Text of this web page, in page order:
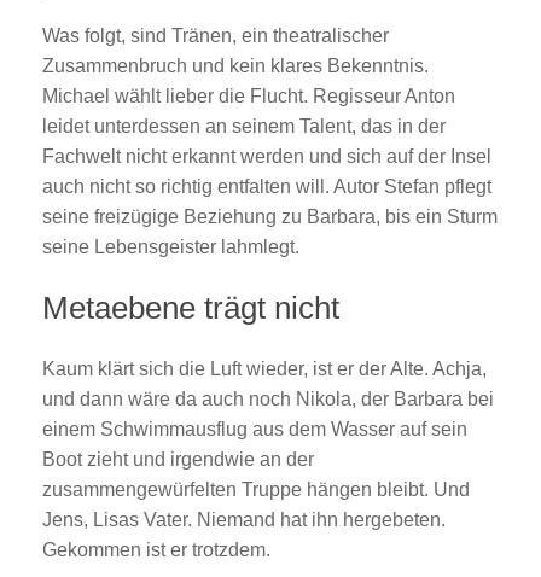
Was folgt, sind Tränen, ein theatralischer
Zusammenbruch und kein klares Bekenntnis.
Michael wählt lieber die Flucht. Regisseur Anton
leidet unterdessen an seinem Talent, das in der
Fachwelt nicht erkannt werden und sich auf der Insel
auch nicht so richtig entfalten will. Autor Stefan pflegt
seine freizügige Beziehung zu Barbara, bis ein Sturm
seine Lebensgeister lahmlegt.
Metaebene trägt nicht
Kaum klärt sich die Luft wieder, ist er der Alte. Achja,
und dann wäre da auch noch Nikola, der Barbara bei
einem Schwimmausflug aus dem Wasser auf sein
Boot zieht und irgendwie an der
zusammengewürfelten Truppe hängen bleibt. Und
Jens, Lisas Vater. Niemand hat ihn hergebeten.
Gekommen ist er trotzdem.